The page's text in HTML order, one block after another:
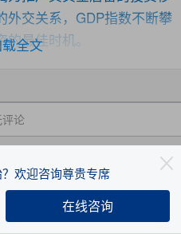
外交关系，GDP指数不断攀
最佳时机。
萎缩了将近四分之一，而受
。近几年，得益于经济的好
希腊房地产市场的复苏势头
响，越来越多的投资者将目
身份。其中，住宅类房产和
全文
论
欢迎咨询尊贵专席
在线咨询
